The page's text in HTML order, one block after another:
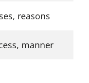
reasons
manner